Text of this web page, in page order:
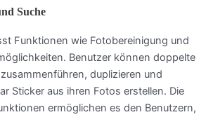
Suche
Funktionen wie Fotobereinigung und
Benutzer können doppelte
duplizieren und
Sticker aus ihren Fotos erstellen. Die
ermöglichen es den Benutzern,